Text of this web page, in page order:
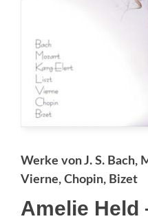
Werke von J. S. Bach,
Vierne, Chopin, Bizet
Amelie Held